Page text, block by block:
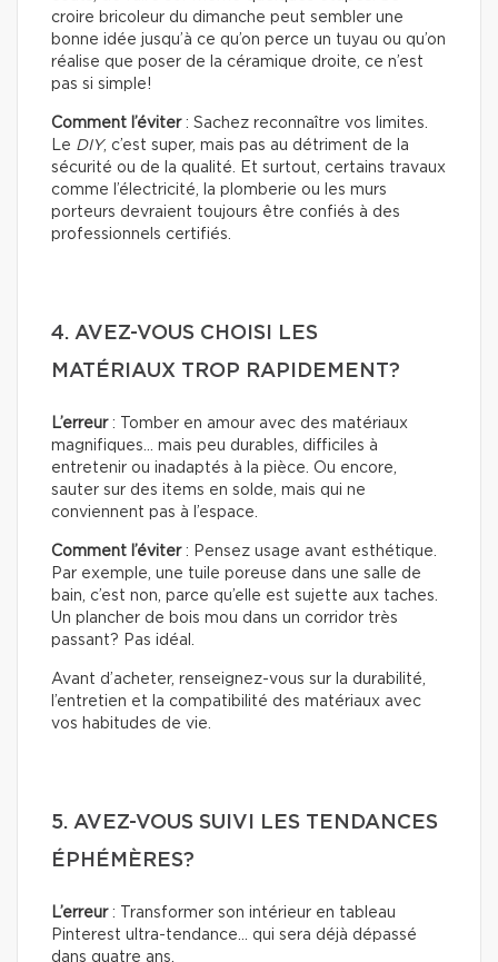
croire bricoleur du dimanche peut sembler une
bonne idée jusqu’à ce qu’on perce un tuyau ou qu’on
réalise que poser de la céramique droite, ce n’est
pas si simple!
Comment l’éviter: Sachez reconnaître vos limites.
Le DIY, c’est super, mais pas au détriment de la
sécurité ou de la qualité. Et surtout, certains travaux
comme l’électricité, la plomberie ou les murs
porteurs devraient toujours être confiés à des
professionnels certifiés.
4. AVEZ-VOUS CHOISI LES
MATÉRIAUX TROP RAPIDEMENT?
L’erreur: Tomber en amour avec des matériaux
magnifiques… mais peu durables, difficiles à
entretenir ou inadaptés à la pièce. Ou encore,
sauter sur des items en solde, mais qui ne
conviennent pas à l’espace.
Comment l’éviter: Pensez usage avant esthétique.
Par exemple, une tuile poreuse dans une salle de
bain, c’est non, parce qu’elle est sujette aux taches.
Un plancher de bois mou dans un corridor très
passant? Pas idéal.
Avant d’acheter, renseignez-vous sur la durabilité,
l’entretien et la compatibilité des matériaux avec
vos habitudes de vie.
5. AVEZ-VOUS SUIVI LES TENDANCES
ÉPHÉMÈRES?
L’erreur: Transformer son intérieur en tableau
Pinterest ultra-tendance… qui sera déjà dépassé
dans quatre ans.